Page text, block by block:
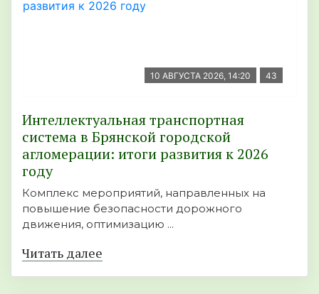
10 АВГУСТА 2026, 14:20 43
Интеллектуальная транспортная
система в Брянской городской
агломерации: итоги развития к 2026
году
Комплекс мероприятий, направленных на
повышение безопасности дорожного
движения, оптимизацию ...
Читать далее